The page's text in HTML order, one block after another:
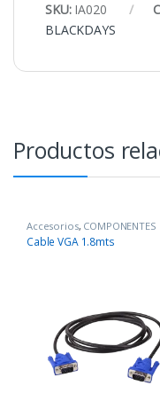
SKU: IA020
BLACKDAYS
Productos
Accesorios, COMPONENTES
Cable VGA 1.8mts